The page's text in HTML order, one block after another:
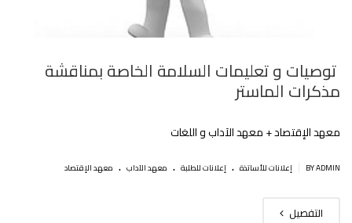
توصيات و تعليمات السلامة الخاصة بمناقشة
مذكرات الماستر
معهد اﻹقتصاد + معهد الآداب و اللغات
BY ADMIN إعلانات للأساتذة . إعلانات للطلبة . معهد الآداب . معهد الإقتصاد
التفصيل